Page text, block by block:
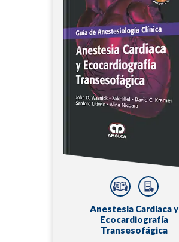
Anestesia Cardiaca y
Ecocardiografía
Transesofágica